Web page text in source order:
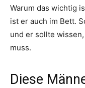
Warum das wichtig
ist er auch im Bett.
und er sollte
muss.
Diese